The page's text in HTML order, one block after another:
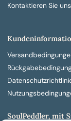
Kontaktieren Sie uns
SoulPeddler, mit